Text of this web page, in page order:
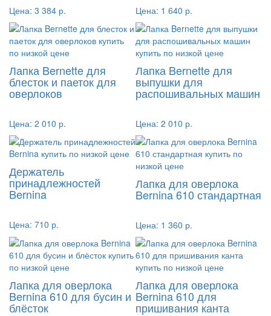
Цена: 3 384 р. Цена: 1 640 р.
Лапка Bernette для
блесток и паеток для
оверлоков
Цена: 2 010 р.
Лапка Bernette для
выпушки для
распошивальных машин
Цена: 2 010 р.
Держатель
принадлежностей
Bernina
Цена: 710 р.
Лапка для оверлока
Bernina 610 стандартная
Цена: 1 360 р.
Лапка для оверлока
Bernina 610 для бусин и
блёсток
Лапка для оверлока
Bernina 610 для
пришивания канта